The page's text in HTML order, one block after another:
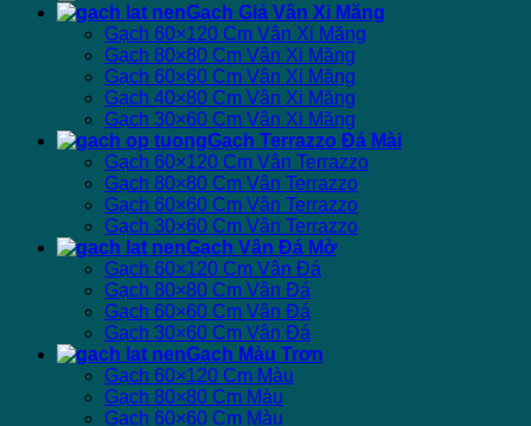
Gạch Giả Vân Xi Măng
Gạch 60×120 Cm Vân Xi Măng
Gạch 80×80 Cm Vân Xi Măng
Gạch 60×60 Cm Vân Xi Măng
Gạch 40×80 Cm Vân Xi Măng
Gạch 30×60 Cm Vân Xi Măng
Gạch Terrazzo Đá Mài
Gạch 60×120 Cm Vân Terrazzo
Gạch 80×80 Cm Vân Terrazzo
Gạch 60×60 Cm Vân Terrazzo
Gạch 30×60 Cm Vân Terrazzo
Gạch Vân Đá Mờ
Gạch 60×120 Cm Vân Đá
Gạch 80×80 Cm Vân Đá
Gạch 60×60 Cm Vân Đá
Gạch 30×60 Cm Vân Đá
Gạch Màu Trơn
Gạch 60×120 Cm Màu
Gạch 80×80 Cm Màu
Gạch 60×60 Cm Màu